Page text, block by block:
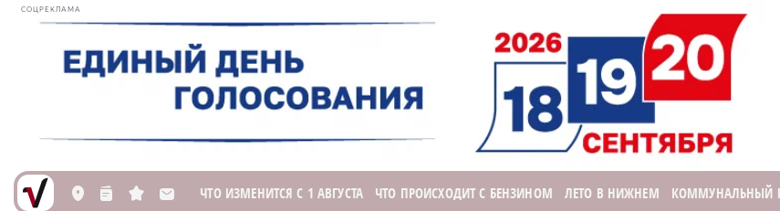
СОЦРЕКЛАМА
L n s M ЧТО ИЗМЕНИТСЯ С 1 АВГУСТА ЧТО ПРОИСХОДИТ С БЕНЗИНОМ ЛЕТО В НИЖНЕМ